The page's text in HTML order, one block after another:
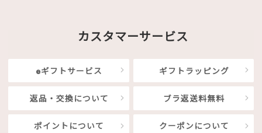
カスタマーサービス
eギフトサービス ギフトラッピング
返品・交換について ブラ返送料無料
ポイントについて クーポンについて